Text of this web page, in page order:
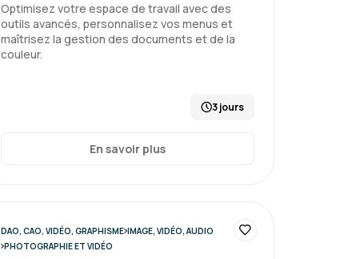
Optimisez votre espace de travail avec des
outils avancés, personnalisez vos menus et
maîtrisez la gestion des documents et de la
couleur.
3 jours
En savoir plus
DAO, CAO, VIDÉO, GRAPHISME IMAGE, VIDÉO, AUDIO
PHOTOGRAPHIE ET VIDÉO